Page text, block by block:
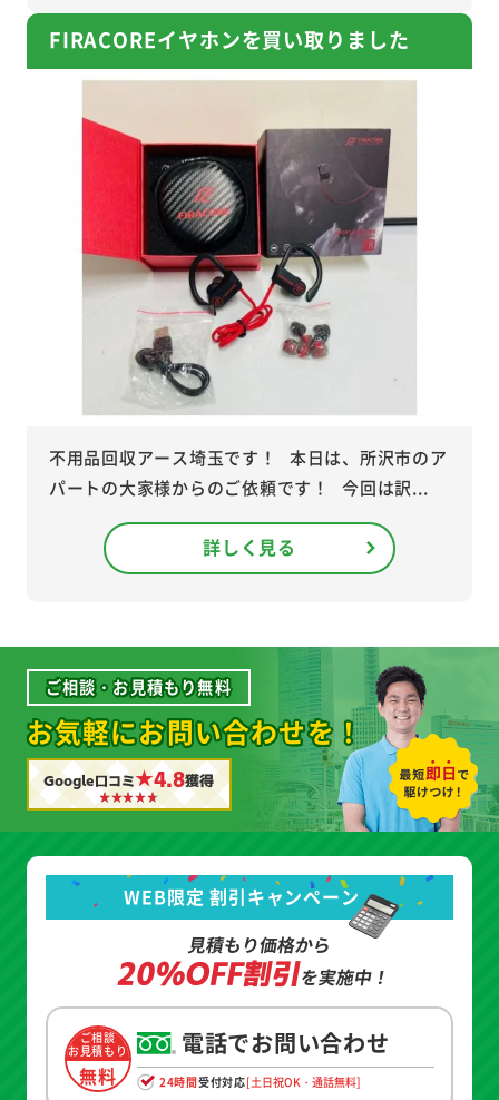
FIRACOREイヤホンを買い取りました
不用品回収アース埼玉です！ 本日は、所沢市のア
パートの大家様からのご依頼です！ 今回は訳...
詳しく見る
ご相談・お見積もり無料
お気軽にお問い合わせを！
Google口コミ★4.8獲得
WEB限定 割引キャンペーン
見積もり価格から
20%OFF割引を実施中！
ご相談
お見積もり
無料
電話でお問い合わせ
24時間受付対応[土日祝OK・通話無料]